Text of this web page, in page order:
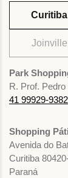
Curitiba
Joinville
Park
R. Prof.
41 99929-9382
Shopping
Avenida do
Curitiba
Paraná